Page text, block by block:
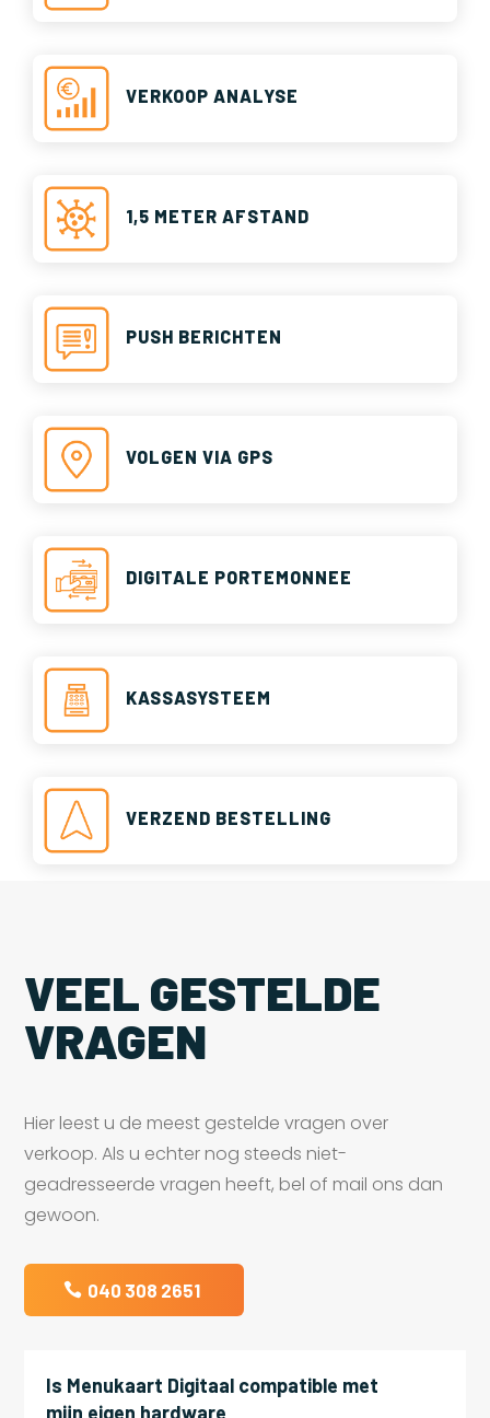
VERKOOP ANALYSE
1,5 METER AFSTAND
PUSH BERICHTEN
VOLGEN VIA GPS
DIGITALE PORTEMONNEE
KASSASYSTEEM
VERZEND BESTELLING
VEEL GESTELDE
VRAGEN
Hier leest u de meest gestelde vragen over
verkoop. Als u echter nog steeds niet-
geadresseerde vragen heeft, bel of mail ons dan
gewoon.
040 308 2651
Is Menukaart Digitaal compatible met
mijn eigen hardware